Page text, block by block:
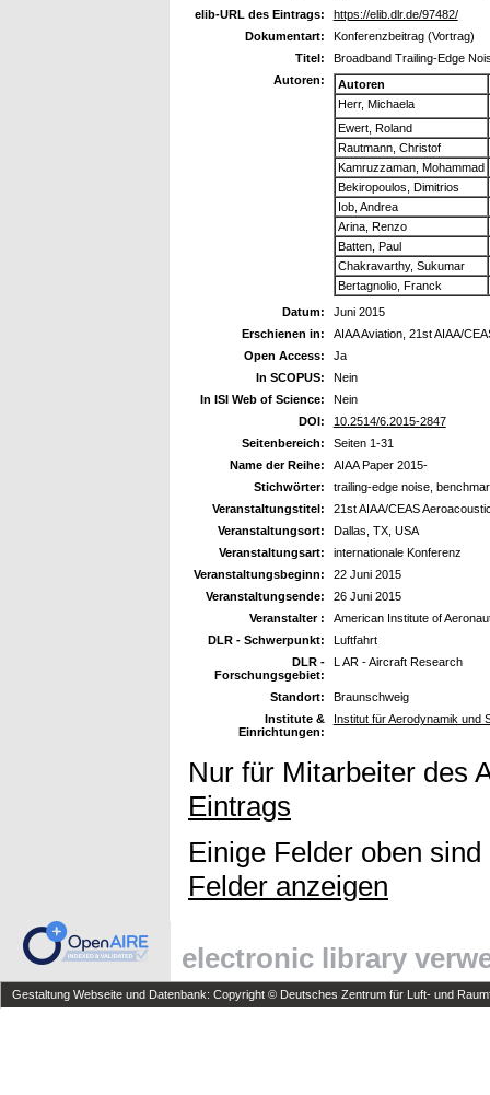
elib-URL des Eintrags:
https://elib.dlr.de/97482/
Dokumentart:
Konferenzbeitrag (Vortrag)
Titel:
Broadband Trailing-Edge
Autoren:
Autoren
Herr, Michaela
Ewert, Roland
Rautmann, Christof
Kamruzzaman, Mohammad
Bekiropoulos, Dimitrios
Iob, Andrea
Arina, Renzo
Batten, Paul
Chakravarthy, Sukumar
Bertagnolio, Franck
Datum:
Juni 2015
Erschienen in:
AIAA Aviation, 21st AIAA/
Open Access:
Ja
In SCOPUS:
Nein
In ISI Web of Science:
Nein
DOI:
10.2514/6.2015-2847
Seitenbereich:
Seiten 1-31
Name der Reihe:
AIAA Paper 2015-
Stichwörter:
trailing-edge noise,
Veranstaltungstitel:
21st AIAA/CEAS
Veranstaltungsort:
Dallas, TX, USA
Veranstaltungsart:
internationale Konferenz
Veranstaltungsbeginn:
22 Juni 2015
Veranstaltungsende:
26 Juni 2015
Veranstalter :
American Institute of
DLR - Schwerpunkt:
Luftfahrt
DLR -
Forschungsgebiet:
L AR - Aircraft Research
Standort:
Braunschweig
Institute &
Einrichtungen:
Institut für Aerodynamik und
Nur für Mitarbeiter des
Eintrags
Einige Felder oben
Felder anzeigen
electronic library
Gestaltung Webseite und Datenbank: Copyright © Deutsches Zentrum für Luft- und